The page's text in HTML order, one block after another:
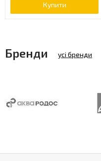
Купити
Бренди усі бренди